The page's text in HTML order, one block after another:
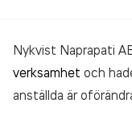
Nykvist Naprapati
verksamhet och
anställda är